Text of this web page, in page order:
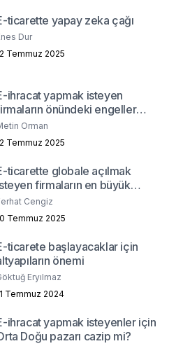
ticarette yapay zeka çağı
Dur
Temmuz 2025
ihracat yapmak isteyen
önündeki engeller
Orman
Temmuz 2025
ticarette globale açılmak
firmaların en büyük
Cengiz
Temmuz 2025
ticarete başlayacaklar için
önemi
Eryılmaz
Temmuz 2024
ihracat yapmak isteyenler için
Doğu pazarı cazip mi?